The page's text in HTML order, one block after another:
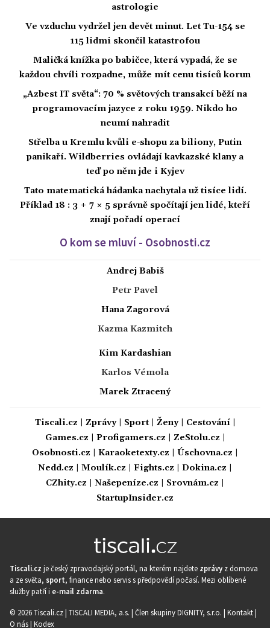
astrologie
Ve vzduchu vydržel jen devět minut. Let Tu-154 se
115 lidmi skončil katastrofou
Maličká knížka po babičce, která vypadá, že se
každou chvíli rozpadne, může mít cenu tisíců korun
„Azbest IT světa“: 70 % světových transakcí běží na
programovacím jazyce z roku 1959. Nikdo ho
neumí nahradit
Střelba u Kremlu kvůli e-shopu za biliony, Putin
panikaří. Wildberries ovládají kavkazské klany a
teď po něm jde i Kyjev
Tato matematická hádanka nachytala už tisíce lidí.
Příklad 18 : 3 + 7 × 5 správně spočítají jen lidé, kteří
znají pořadí operací
O kom se mluví - Osobnosti.cz
Andrej Babiš
Petr Pavel
Hana Zagorová
Kazma Kazmitch
Kim Kardashian
Karlos Vémola
Marek Ztracený
Tiscali.cz Zprávy| Sport| Ženy| Cestování|
Games.cz
Profigamers.cz ZeStolu.cz
Osobnosti.cz
Karaoketexty.cz Úschovna.cz
Nedd.cz
Moulík.cz Fights.cz Dokina.cz
CZhity.cz
Našepeníze.cz Srovnám.cz
StartupInsider.cz
Tiscali.cz je český zpravodajský portál, na kterém najdete zprávy z domova
a ze světa, sport, finance nebo servis s předpovědí počasí. Mezi oblíbené
služby patří i e-mail zdarma.
© 2026 Tiscali.cz | TISCALI MEDIA, a.s. | Člen skupiny DIGNITY, s.r.o. | Kontakt|
O nás| Kodex